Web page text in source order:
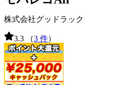
株式会社グッドラック
3.3 （3 件）